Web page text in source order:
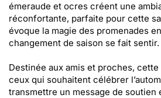
émeraude et ocres créent une
réconfortante, parfaite pour cette
évoque la magie des promenades
changement de saison se fait sentir.
Destinée aux amis et proches,
ceux qui souhaitent célébrer
transmettre un message de soutien